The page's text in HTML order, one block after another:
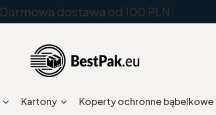
Darmowa dostawa od 100 PLN
Kartony Koperty ochronne bąbelkowe